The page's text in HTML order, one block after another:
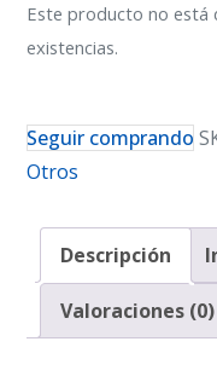
Este producto no está
existencias.
Seguir comprando
Otros
Descripción
Valoraciones (0)